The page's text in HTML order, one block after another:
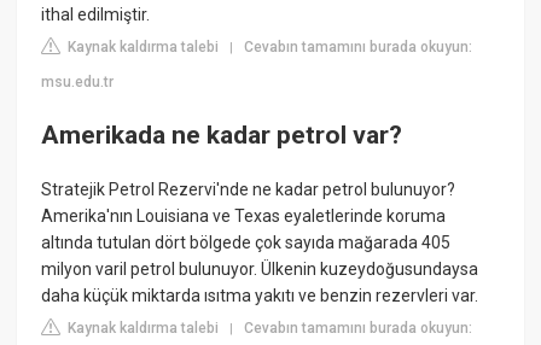
ithal edilmiştir.
Kaynak kaldırma talebi |Cevabın tamamını burada okuyun:
msu.edu.tr
Amerikada ne kadar petrol var?
Stratejik Petrol Rezervi'nde ne kadar petrol bulunuyor?
Amerika'nın Louisiana ve Texas eyaletlerinde koruma
altında tutulan dört bölgede çok sayıda mağarada 405
milyon varil petrol bulunuyor. Ülkenin kuzeydoğusundaysa
daha küçük miktarda ısıtma yakıtı ve benzin rezervleri var.
Kaynak kaldırma talebi |Cevabın tamamını burada okuyun: